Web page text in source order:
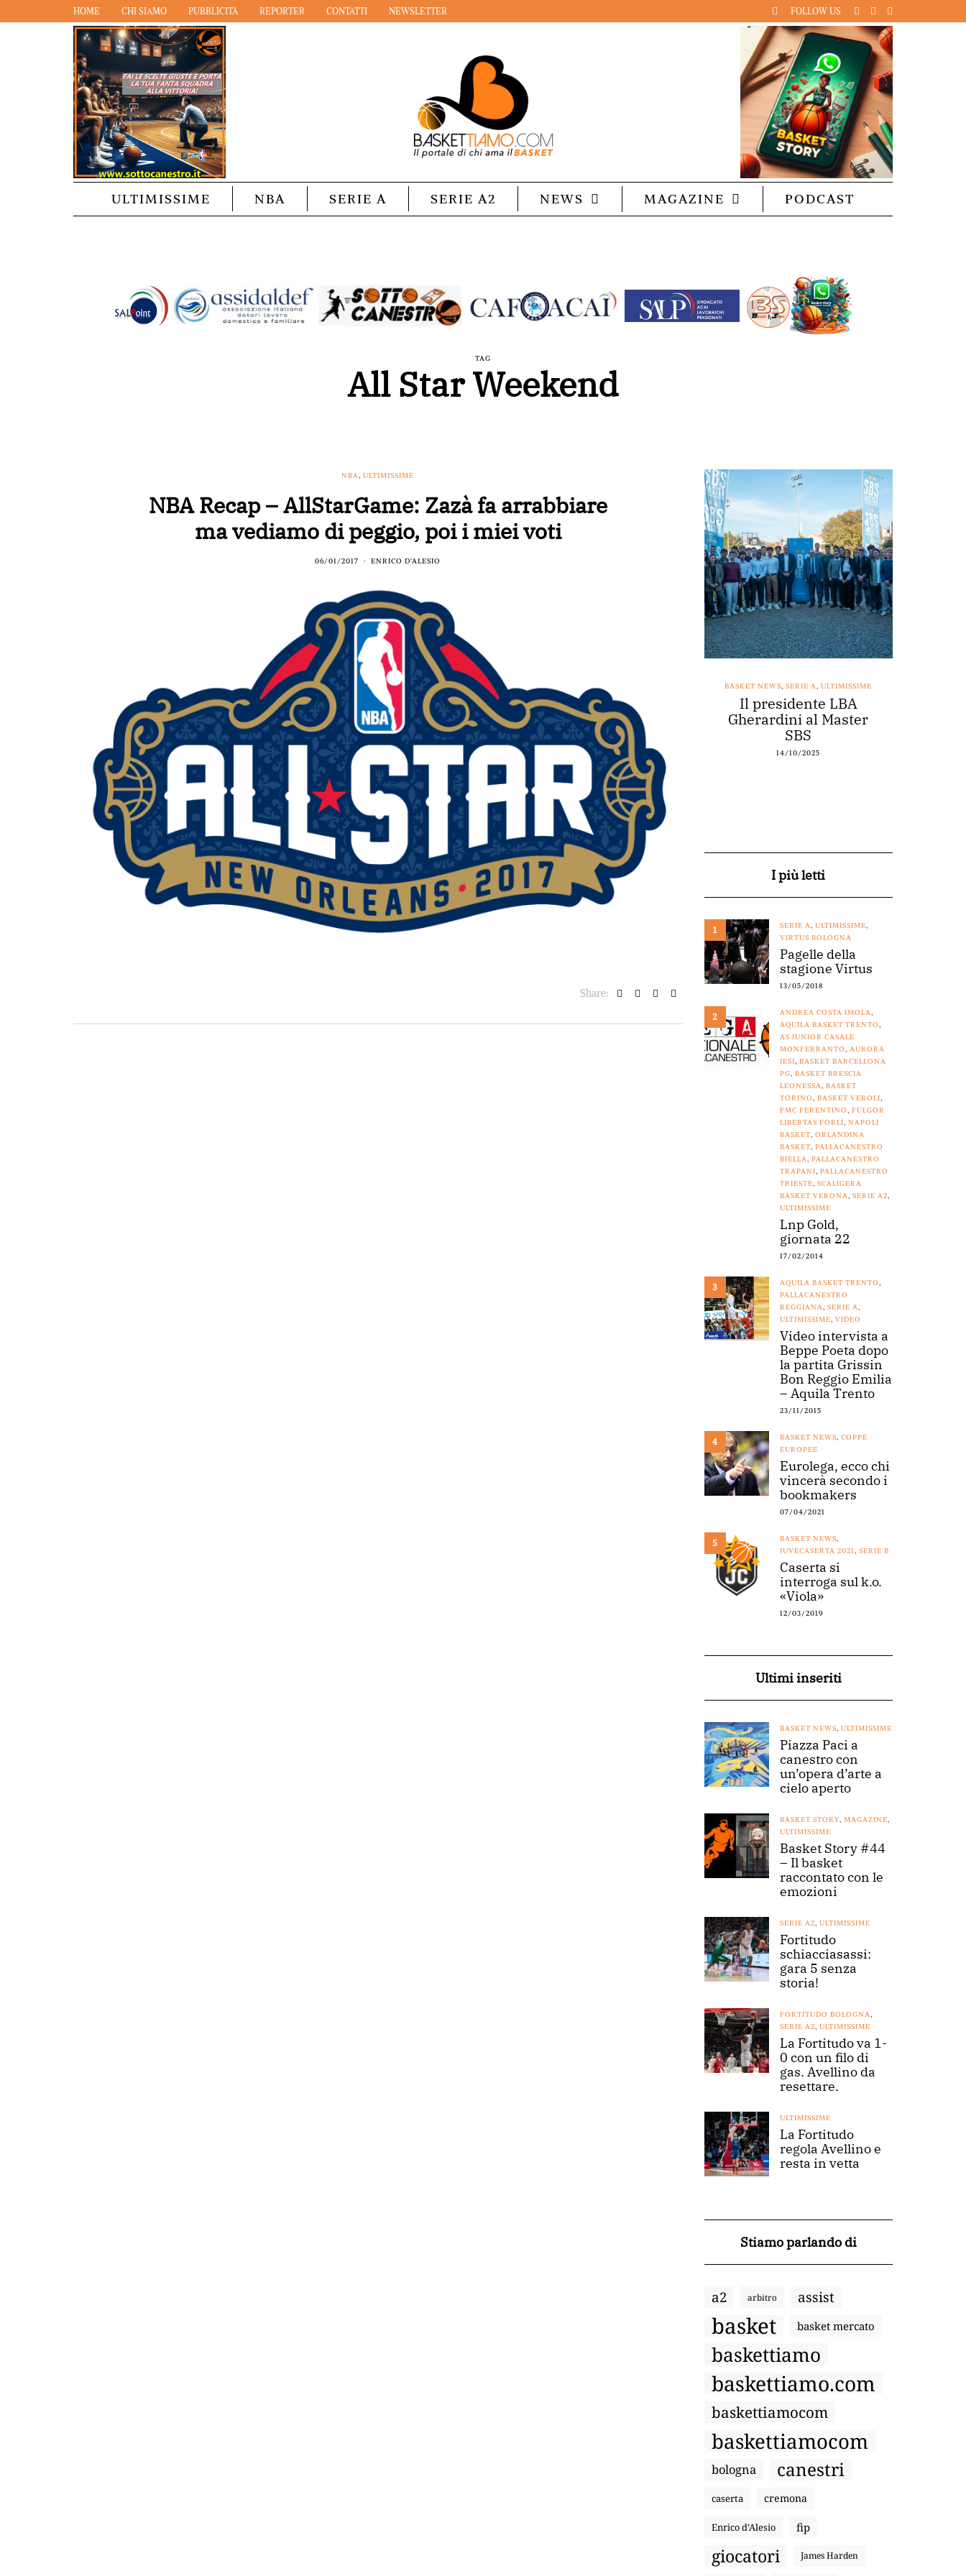
HOME CHI SIAMO PUBBLICITÀ REPORTER CONTATTI NEWSLETTER FOLLOW US
ULTIMISSIME NBA SERIE A SERIE A2 NEWS MAGAZINE PODCAST
TAG
All Star Weekend
NBA,ULTIMISSIME
NBA Recap – AllStarGame: Zazà fa arrabbiare
ma vediamo di peggio, poi i miei voti
06/01/2017 ENRICO D'ALESIO
Share:
BASKET TORINO,BENEDETTO XIV CENTO,
BERGAMO BASKET 2014,
FORLÌ
PALLACANESTRO 2.015,FORTITUDO BOLOGNA
NEW BASKET BRINDISI,PISTOIA BASKET,
ROSETO, SCAFATI BASKET 1969 ,SCALIGERA
BASKET VERONA,SCANDONE AVELLINO,SERIE
A2, URANIA MILANO VUELLE PESARO
Serie A2, le protagoniste
della stagione 2025-26
BASKET NEWS ,ULTIMISSIME
Alla Roig Arena di
Valencia arriva «The
Eye»
14/07/2025
BASKET NEWS
Piazza Paci a canestro
con un’opera d’arte a
cielo aperto
17/06/2026
BASKET NEWS,SERIE A,ULTIMISSIME
Il presidente LBA
Gherardini al Master
SBS
14/10/2025
I più letti
1 SERIE A, ULTIMISSIME,
VIRTUS BOLOGNA
Pagelle della
stagione Virtus
13/05/2018
2 ANDREA COSTA IMOLA,
AQUILA BASKET TRENTO,
AS JUNIOR CASALE
MONFERRANTO, AURORA
JESI, BASKET BARCELLONA
PG, BASKET BRESCIA
LEONESSA, BASKET
TORINO, BASKET VEROLI,
FMC FERENTINO, FULGOR
LIBERTAS FORLÌ, NAPOLI
BASKET, ORLANDINA
BASKET, PALLACANESTRO
BIELLA, PALLACANESTRO
TRAPANI, PALLACANESTRO
TRIESTE, SCALIGERA
BASKET VERONA, SERIE A2,
ULTIMISSIME
Lnp Gold,
giornata 22
17/02/2014
3 AQUILA BASKET TRENTO,
PALLACANESTRO
REGGIANA, SERIE A,
ULTIMISSIME, VIDEO
Video intervista a
Beppe Poeta dopo
la partita Grissin
Bon Reggio Emilia
– Aquila Trento
23/11/2015
4 BASKET NEWS, COPPE
EUROPEE
Eurolega, ecco chi
vincerà secondo i
bookmakers
07/04/2021
5 BASKET NEWS,
JUVECASERTA 2021, SERIE B
Caserta si
interroga sul k.o.
«Viola»
12/03/2019
Ultimi inseriti
BASKET NEWS, ULTIMISSIME
Piazza Paci a
canestro con
un’opera d’arte a
cielo aperto
BASKET STORY, MAGAZINE,
ULTIMISSIME
Basket Story #44
– Il basket
raccontato con le
emozioni
SERIE A2, ULTIMISSIME
Fortitudo
schiacciasassi:
gara 5 senza
storia!
FORTITUDO BOLOGNA,
SERIE A2, ULTIMISSIME
La Fortitudo va 1-
0 con un filo di
gas. Avellino da
resettare.
ULTIMISSIME
La Fortitudo
regola Avellino e
resta in vetta
Stiamo parlando di
a2 arbitro assist
basket basket mercato
baskettiamo
baskettiamo.com
baskettiamocom
baskettiamocom
bologna canestri
caserta cremona
Enrico d’Alesio fip
giocatori James Harden